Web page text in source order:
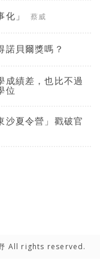
」
蔡威
諾貝爾獎嗎？
成績差，也比不過
位
沙夏令營」戳破官
All rights reserved.